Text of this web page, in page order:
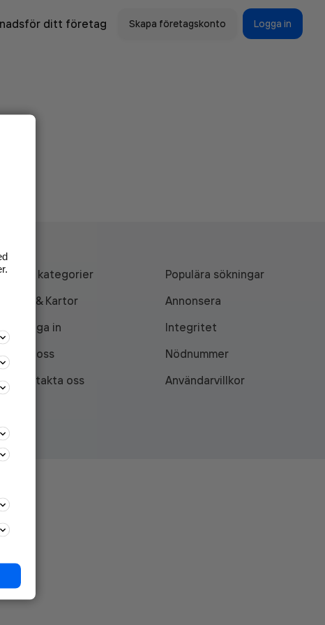
ditt företag Skapa företagskonto Logga in
Alla kategorier
Populära sökningar
API & Kartor
Annonsera
Logga in
Integritet
Om oss
Nödnummer
Kontakta oss
Användarvillkor